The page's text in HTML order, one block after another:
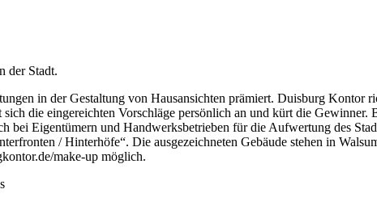
der Stadt.
in der Gestaltung von Hausansichten prämiert. Duisburg
die eingereichten Vorschläge persönlich an und kürt die
bei Eigentümern und Handwerksbetrieben für die Aufwertung des
/ Hinterhöfe“. Die ausgezeichneten Gebäude stehen in
make-up möglich.